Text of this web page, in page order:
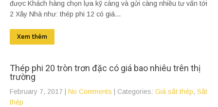
được Khách hàng chọn lựa kỹ càng và gửi càng nhiều tư vấn tới
2 Xây Nhà như: thép phi 12 có giá...
Xem thêm
Thép phi 20 tròn trơn đặc có giá bao nhiêu trên thị
trường
February 7, 2017 No Comments | Categories: Giá sắt thép, Sắt
thép